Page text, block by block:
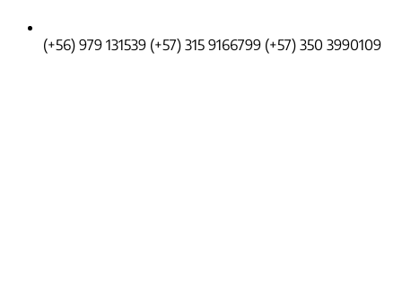
(+56) 979 131539 (+57) 315 9166799 (+57) 350 3990109